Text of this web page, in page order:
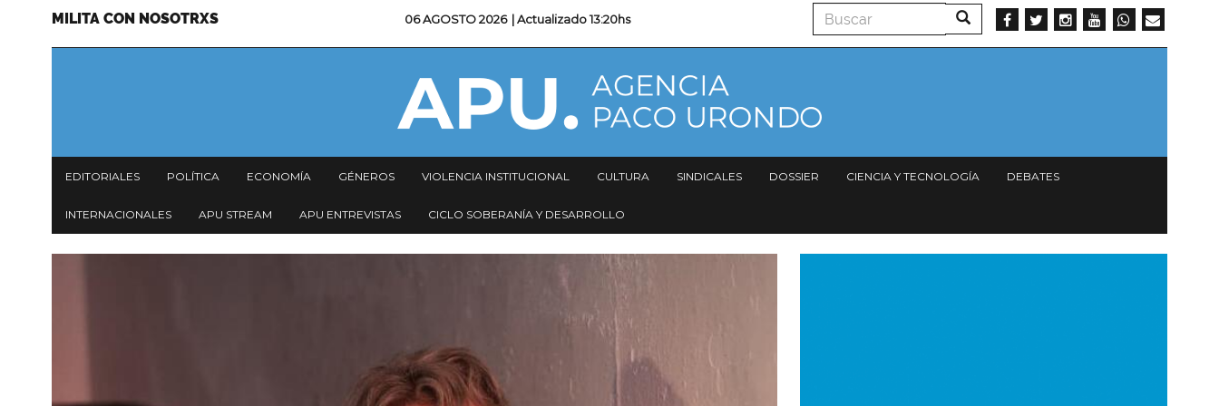
Menu
MILITA CON NOSOTRXS 06 AGOSTO 2026 | Actualizado13:20hs Buscar Buscar
Navegación
principal
EDITORIALES POLÍTICA ECONOMÍA GÉNEROS VIOLENCIA INSTITUCIONAL CULTURA SINDICALES DOSSIER CIENCIA Y TECNOLOGÍA DEBATES
INTERNACIONALES APU STREAM APU ENTREVISTAS CICLO SOBERANÍA Y DESARROLLO